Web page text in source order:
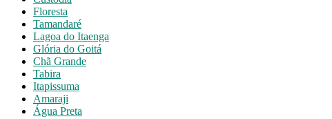
Floresta
Tamandaré
Lagoa do Itaenga
Glória do Goitá
Chã Grande
Tabira
Itapissuma
Amaraji
Água Preta